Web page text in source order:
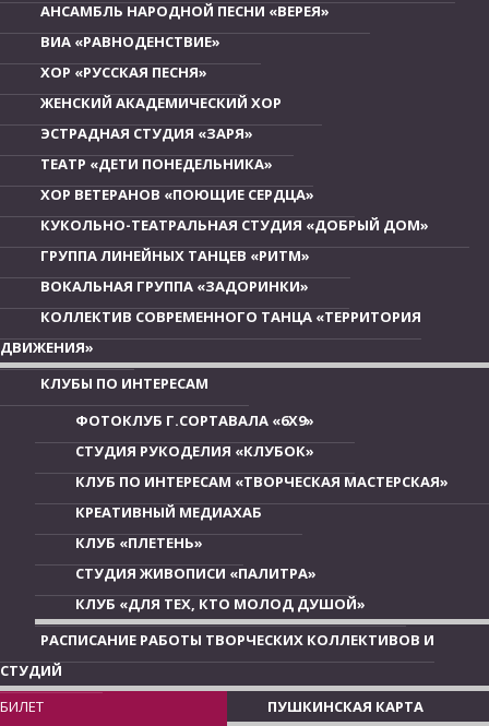
АНСАМБЛЬ НАРОДНОЙ ПЕСНИ «ВЕРЕЯ»
ВИА «РАВНОДЕНСТВИЕ»
ХОР «РУССКАЯ ПЕСНЯ»
ЖЕНСКИЙ АКАДЕМИЧЕСКИЙ ХОР
ЭСТРАДНАЯ СТУДИЯ «ЗАРЯ»
ТЕАТР «ДЕТИ ПОНЕДЕЛЬНИКА»
ХОР ВЕТЕРАНОВ «ПОЮЩИЕ СЕРДЦА»
КУКОЛЬНО-ТЕАТРАЛЬНАЯ СТУДИЯ «ДОБРЫЙ ДОМ»
ГРУППА ЛИНЕЙНЫХ ТАНЦЕВ «РИТМ»
ВОКАЛЬНАЯ ГРУППА «ЗАДОРИНКИ»
КОЛЛЕКТИВ СОВРЕМЕННОГО ТАНЦА «ТЕРРИТОРИЯ
ДВИЖЕНИЯ»
КЛУБЫ ПО ИНТЕРЕСАМ
ФОТОКЛУБ Г.СОРТАВАЛА «6Х9»
СТУДИЯ РУКОДЕЛИЯ «КЛУБОК»
КЛУБ ПО ИНТЕРЕСАМ «ТВОРЧЕСКАЯ МАСТЕРСКАЯ»
КРЕАТИВНЫЙ МЕДИАХАБ
КЛУБ «ПЛЕТЕНЬ»
СТУДИЯ ЖИВОПИСИ «ПАЛИТРА»
КЛУБ «ДЛЯ ТЕХ, КТО МОЛОД ДУШОЙ»
РАСПИСАНИЕ РАБОТЫ ТВОРЧЕСКИХ КОЛЛЕКТИВОВ И
СТУДИЙ
БИЛЕТ
ПУШКИНСКАЯ КАРТА